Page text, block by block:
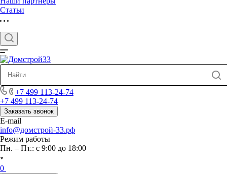
Статьи
+7 499 113-24-74
+7 499 113-24-74
Заказать звонок
E-mail
info@домстрой-33.рф
Режим работы
Пн. – Пт.: с 9:00 до 18:00
0